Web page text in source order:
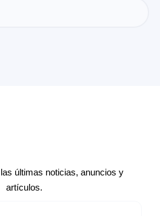
últimas noticias, anuncios y
artículos.